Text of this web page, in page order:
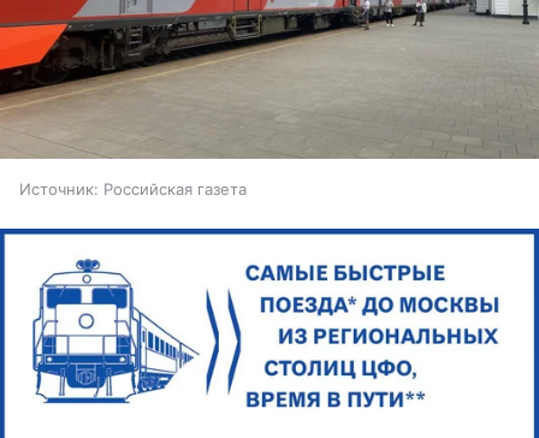
Источник: Российская газета